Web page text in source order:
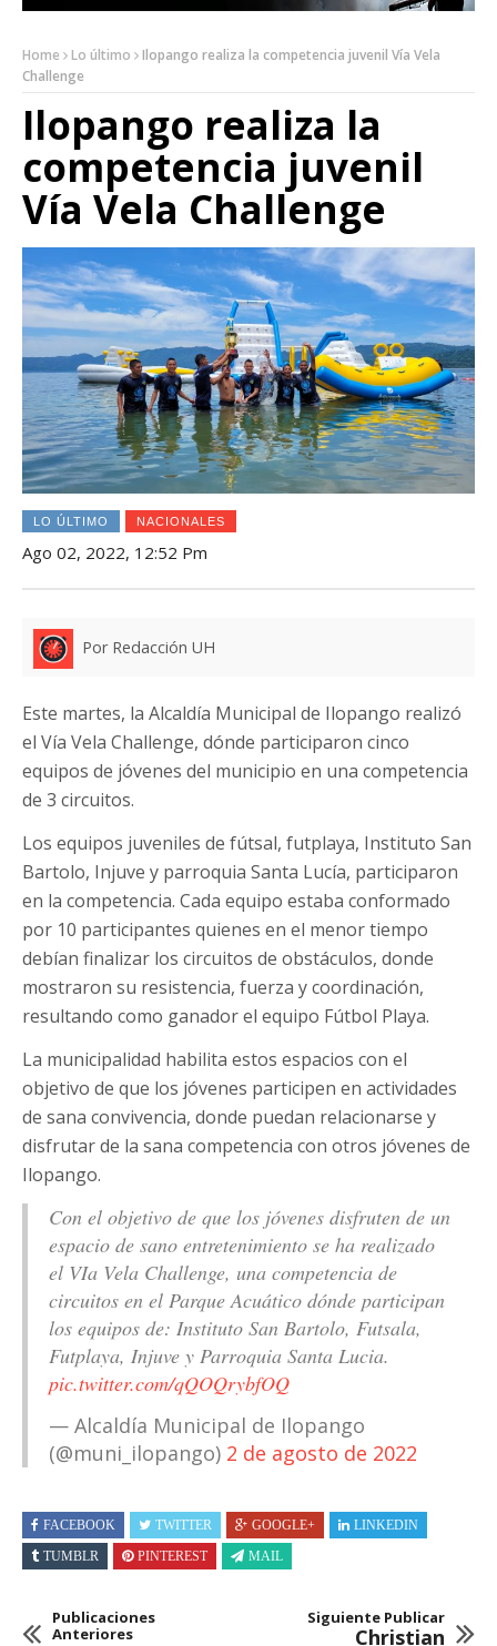
Home Lo último
Ilopango realiza la competencia juvenil Vía Vela
Challenge
Ilopango realiza la
competencia juvenil
Vía Vela Challenge
LO ÚLTIMO NACIONALES
Ago 02, 2022, 12:52 Pm
Por Redacción UH
Este martes, la Alcaldía Municipal de Ilopango realizó
el Vía Vela Challenge, dónde participaron cinco
equipos de jóvenes del municipio en una competencia
de 3 circuitos.
Los equipos juveniles de fútsal, futplaya, Instituto San
Bartolo, Injuve y parroquia Santa Lucía, participaron
en la competencia. Cada equipo estaba conformado
por 10 participantes quienes en el menor tiempo
debían finalizar los circuitos de obstáculos, donde
mostraron su resistencia, fuerza y coordinación,
resultando como ganador el equipo Fútbol Playa.
La municipalidad habilita estos espacios con el
objetivo de que los jóvenes participen en actividades
de sana convivencia, donde puedan relacionarse y
disfrutar de la sana competencia con otros jóvenes de
Ilopango.
Con el objetivo de que los jóvenes disfruten de un
espacio de sano entretenimiento se ha realizado
el VIa Vela Challenge, una competencia de
circuitos en el Parque Acuático dónde participan
los equipos de: Instituto San Bartolo, Futsala,
Futplaya, Injuve y Parroquia Santa Lucia.
pic.twitter.com/qQOQrybfOQ
— Alcaldía Municipal de Ilopango
(@muni_ilopango) 2 de agosto de 2022
FACEBOOK TWITTER GOOGLE+
LINKEDIN
TUMBLR
PINTEREST MAIL
Publicaciones
Anteriores
Siguiente Publicar
Christian